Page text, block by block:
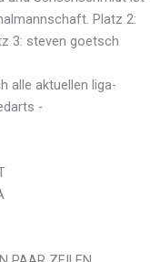
Platz 2:
3: steven goetsch
alle aktuellen liga-
-